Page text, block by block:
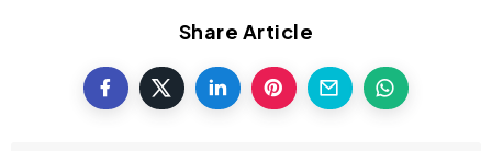
Share Article